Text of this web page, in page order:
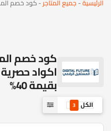
الرئيسية-جميع المتاجر-كود خصم
بقيمة 40%
الكل 3